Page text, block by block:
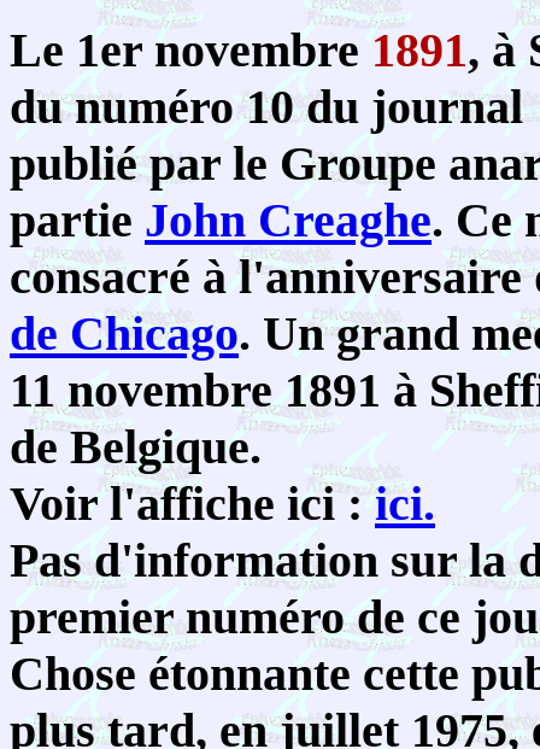
Le 1er novembre1891, à
du numéro 10 du
publié par le Groupe
partie John Creaghe. Ce
consacré à
de Chicago. Un grand
11 novembre 1891 à
de Belgique.
Voir l'affiche ici :ici.
Pas d'information sur la
premier numéro de ce
Chose étonnante cette
plus tard, en juillet 1975,